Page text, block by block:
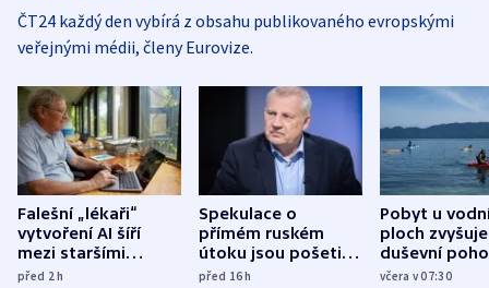
ČT24 každý den vybírá z obsahu publikovaného evropskými
veřejnými médii, členy Eurovize.
Falešní „lékaři“
vytvoření AI šíří
mezi staršími
Poláky nebezpečné
před 2h
Spekulace o
přímém ruském
útoku jsou pošetilé,
míní estonský
před 16h
Pobyt u
ploch zvyšuje
duševní
ukázala
včera v 07:30